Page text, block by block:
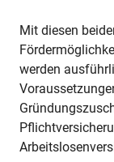
Mit diesen
werden